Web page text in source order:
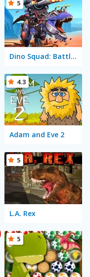
Dino Squad: Battle Mission
5
Adam and Eve 2
4.3
L.A. Rex
5
5